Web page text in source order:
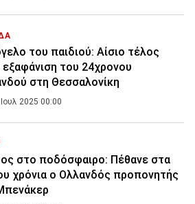
του παιδιού: Αίσιο τέλος
εξαφάνιση του 24χρονου
στη Θεσσαλονίκη
2025 00:00
στο ποδόσφαιρο: Πέθανε στα
χρόνια ο Ολλανδός προπονητής